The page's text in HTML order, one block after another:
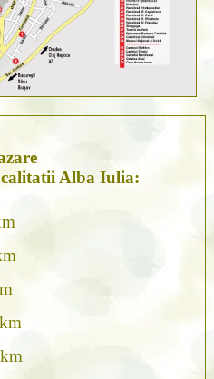
Alba Iulia: